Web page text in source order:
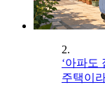
2.
‘아파도
주택이